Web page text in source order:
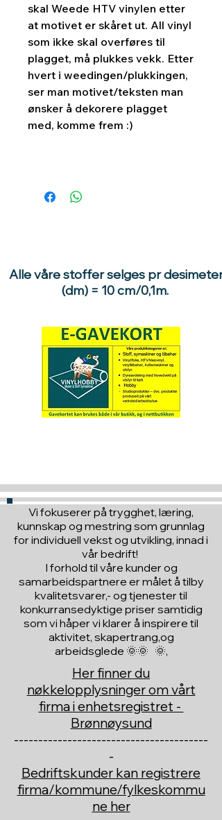
skal Weede HTV vinylen etter
at motivet er skåret ut. All vinyl
som ikke skal overføres til
plagget, må plukkes vekk. Etter
hvert i weedingen/plukkingen,
ser man motivet/teksten man
ønsker å dekorere plagget
med, komme frem :)
Alle våre stoffer selges pr desimeter
(dm) = 10 cm/0,1m.
Vi fokuserer på trygghet, læring,
kunnskap og mestring som grunnlag
for individuell vekst og utvikling, innad i
vår bedrift!
I forhold til våre kunder og
samarbeidspartnere er målet å tilby
kvalitetsvarer,- og tjenester til
konkurransedyktige priser samtidig
som vi håper vi klarer å inspirere til
aktivitet, skapertrang,og
arbeidsglede 🌞🌞 🌞,
Her finner du
nøkkelopplysninger om vårt
firma i enhetsregistret -
Brønnøysund
----------------------------------------
-
Bedriftskunder kan registrere
firma/kommune/fylkeskommu
ne her